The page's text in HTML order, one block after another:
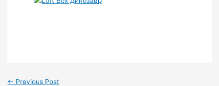
← Previous Post